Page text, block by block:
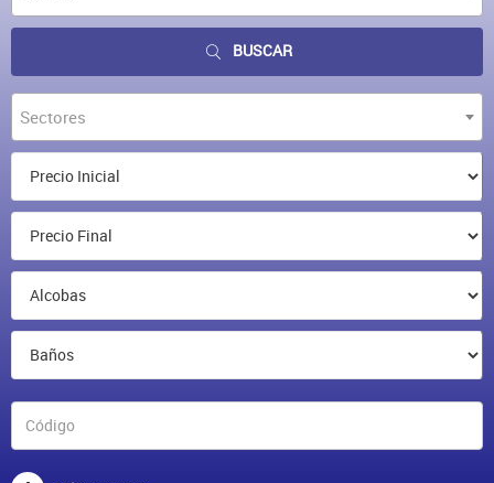
BUSCAR
Sectores